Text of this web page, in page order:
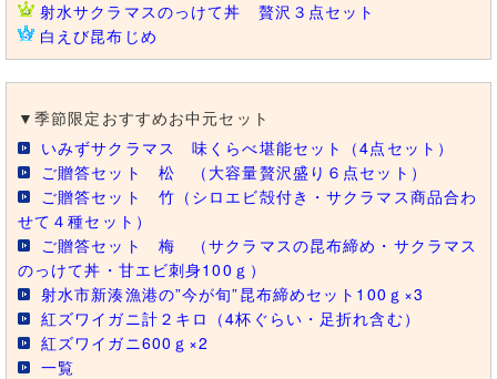
射水サクラマスのっけて丼 贅沢３点セット
白えび昆布じめ
▼季節限定おすすめお中元セット
いみずサクラマス 味くらべ堪能セット（4点セット）
ご贈答セット 松 （大容量贅沢盛り６点セット）
ご贈答セット 竹（シロエビ殻付き・サクラマス商品合わ
せて４種セット）
ご贈答セット 梅 （サクラマスの昆布締め・サクラマス
のっけて丼・甘エビ刺身100ｇ）
射水市新湊漁港の”今が旬”昆布締めセット100ｇ×3
紅ズワイガニ計２キロ（4杯ぐらい・足折れ含む）
紅ズワイガニ600ｇ×2
一覧